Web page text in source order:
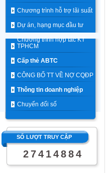
Chương trình hỗ trợ lãi suất
Dự án, hạng mục đầu tư
Chương trình hợp tác KT
TPHCM
Cấp thẻ ABTC
CÔNG BỐ TT VỀ NỢ CQĐP
Thông tin doanh nghiệp
Chuyển đổi số
SỐ LƯỢT TRUY CẬP
2 7 4 1 4 8 8 4